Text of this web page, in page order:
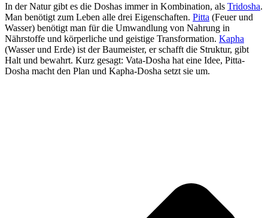
In der Natur gibt es die Doshas immer in Kombination, als Tridosha.
Man benötigt zum Leben alle drei Eigenschaften. Pitta (Feuer und
Wasser) benötigt man für die Umwandlung von Nahrung in
Nährstoffe und körperliche und geistige Transformation. Kapha
(Wasser und Erde) ist der Baumeister, er schafft die Struktur, gibt
Halt und bewahrt. Kurz gesagt: Vata-Dosha hat eine Idee, Pitta-
Dosha macht den Plan und Kapha-Dosha setzt sie um.